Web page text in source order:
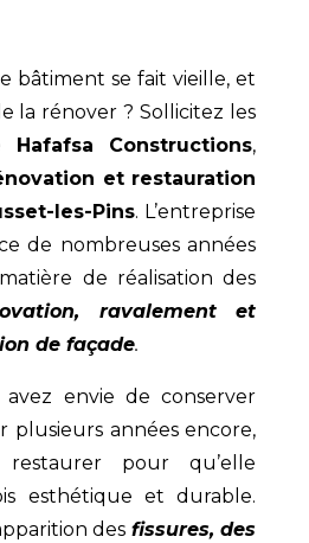
bâtiment se fait vieille, et
la rénover ? Sollicitez les
Hafafsa Constructions,
et restauration
les-Pins. L’entreprise
de nombreuses années
de réalisation des
ravalement et
de façade.
envie de conserver
plusieurs années encore,
pour qu’elle
esthétique et durable.
des fissures, des